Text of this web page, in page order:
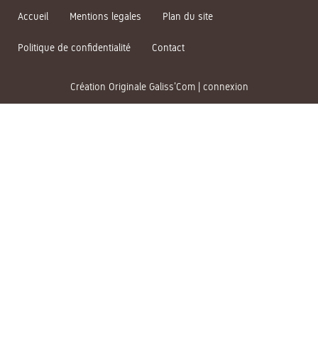
Accueil Mentions legales Plan du site
Politique de confidentialité Contact
Création Originale Galiss’Com| connexion